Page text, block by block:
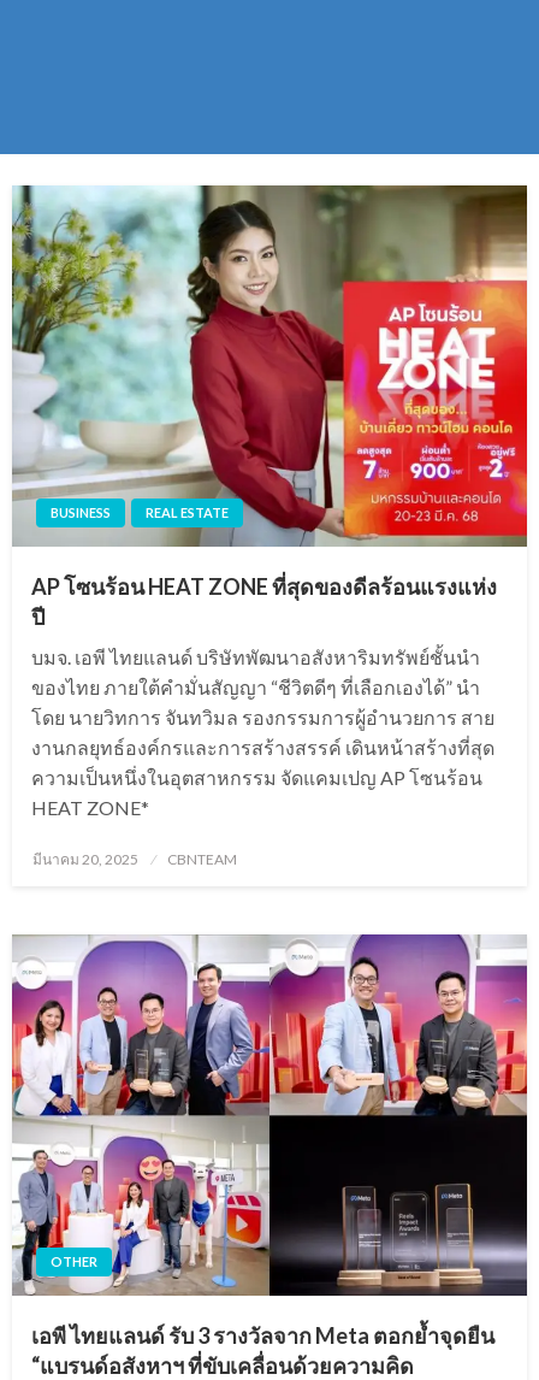
BUSINESS REAL ESTATE
AP โซนร้อน HEAT ZONE ที่สุดของดีลร้อนแรงแห่ง
ปี
บมจ. เอพี ไทยแลนด์ บริษัทพัฒนาอสังหาริมทรัพย์ชั้นนำ
ของไทย ภายใต้คำมั่นสัญญา “ชีวิตดีๆ ที่เลือกเองได้” นำ
โดย นายวิทการ จันทวิมล รองกรรมการผู้อำนวยการ สาย
งานกลยุทธ์องค์กรและการสร้างสรรค์ เดินหน้าสร้างที่สุด
ความเป็นหนึ่งในอุตสาหกรรม จัดแคมเปญ AP โซนร้อน
HEAT ZONE*
Posted
มีนาคม 20, 2025 CBNTEAM
OTHER
เอพี ไทยแลนด์ รับ 3 รางวัลจาก Meta ตอกย้ำจุดยืน
“แบรนด์อสังหาฯ ที่ขับเคลื่อนด้วยความคิด